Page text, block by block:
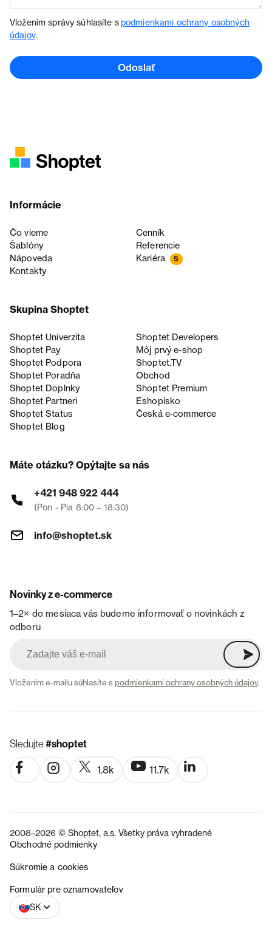
Vložením správy súhlasíte spodmienkami ochrany osobných
údajov.
Odoslať
Informácie
Čo vieme
Cenník
Šablóny
Referencie
Nápoveda
Kariéra 5
Kontakty
Skupina Shoptet
Shoptet Univerzita
Shoptet Developers
Shoptet Pay
Môj prvý e-shop
Shoptet Podpora
Shoptet.TV
Shoptet Poradňa
Obchod
Shoptet Doplnky
Shoptet Premium
Shoptet Partneri
Eshopisko
Shoptet Status
Česká e‑commerce
Shoptet Blog
Máte otázku? Opýtajte sa nás
+421 948 922 444
(Pon - Pia 8:00 – 18:30)
info@shoptet.sk
Novinky z e-commerce
1–2× do mesiaca vás budeme informovať o novinkách z
odboru
Vložením e-mailu súhlasíte spodmienkami ochrany osobných údajov.
Sledujte#shoptet
1.8k 11.7k
2008–2026 © Shoptet, a.s. Všetky práva vyhradené
Obchodné podmienky
Súkromie a cookies
Formulár pre oznamovateľov
SK